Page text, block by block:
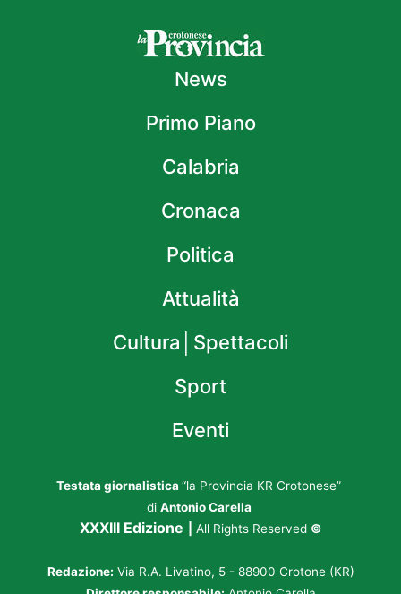
News
Primo Piano
Calabria
Cronaca
Politica
Attualità
Cultura│Spettacoli
Sport
Eventi
Testata giornalistica “la Provincia KR Crotonese”
di Antonio Carella
XXXIII Edizione All Rights Reserved ©
Redazione: Via R.A. Livatino, 5 - 88900 Crotone (KR)